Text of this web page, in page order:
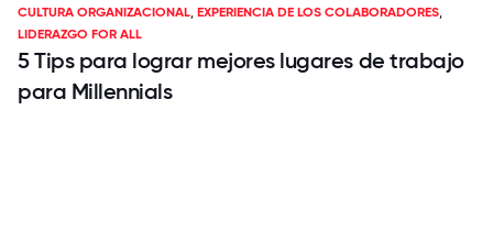
CULTURA ORGANIZACIONAL,EXPERIENCIA DE LOS COLABORADORES,
LIDERAZGO FOR ALL
5 Tips para lograr mejores lugares de trabajo
para Millennials